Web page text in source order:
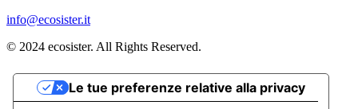
info@ecosister.it
© 2024 ecosister. All Rights Reserved.
Le tue preferenze relative alla privacy